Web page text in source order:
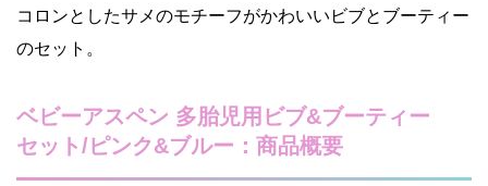
コロンとしたサメのモチーフがかわいいビブとブーティー
のセット。
ベビーアスペン 多胎児用ビブ&ブーティー
セット/ピンク&ブルー：商品概要